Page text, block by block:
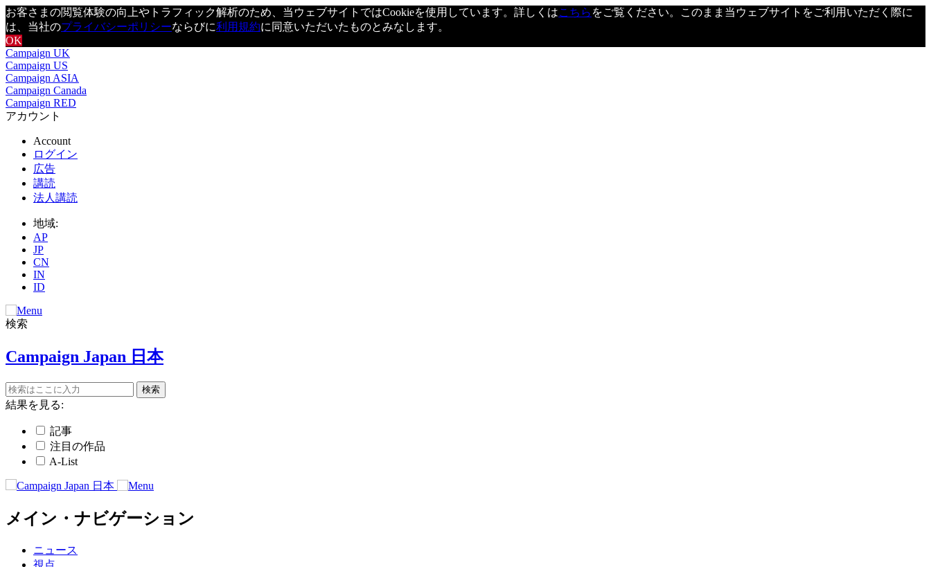
お客さまの閲覧体験の向上やトラフィック解析のため、当ウェブサイトではCookieを使用しています。詳しくはこちら をご覧ください。このまま当ウェブサイトをご利用いただく際に
は、当社のプライバシーポリシーならびに利用規約に同意いただいたものとみなします。
OK
Campaign UK
Campaign US
Campaign ASIA
Campaign Canada
Campaign RED
アカウント
Account
ログイン
広告
講読
法人講読
地域:
AP
JP
CN
IN
ID
検索
Campaign Japan 日本
結果を見る:
記事
注目の作品
A-List
メイン・ナビゲーション
ニュース
視点